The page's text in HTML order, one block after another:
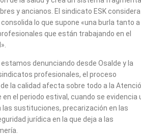
y ancianos. El sindicato ESK considera
lo que supone «una burla tanto a
que están trabajando en el
denunciando desde Osalde y la
profesionales, el proceso
la calidad afecta sobre todo a la
el periodo estival, cuando se evidencia
las sustituciones, precarización en las
jurídica en la que deja a las